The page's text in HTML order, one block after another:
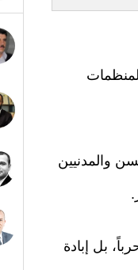
السن والمدنيين
بل إبادة